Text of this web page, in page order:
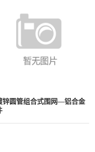
锌圆管组合式围网—铝合金